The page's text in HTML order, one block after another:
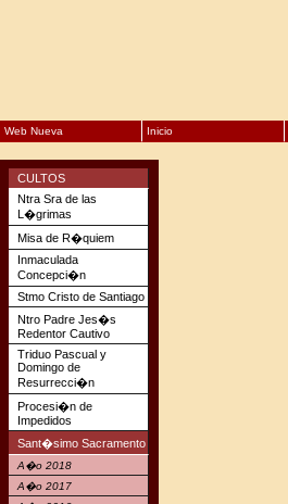
Web Nueva Inicio
CULTOS
Ntra Sra de las
L�grimas
Misa de R�quiem
Inmaculada
Concepci�n
Stmo Cristo de Santiago
Ntro Padre Jes�s
Redentor Cautivo
Triduo Pascual y
Domingo de
Resurrecci�n
Procesi�n de
Impedidos
Sant�simo Sacramento
A�o 2018
A�o 2017